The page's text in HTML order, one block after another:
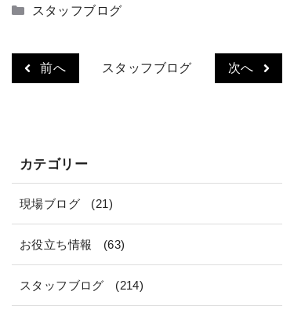
カ
リ
ー
スタッフブログ
前へ スタッフブログ 次へ
カテゴリー
現場ブログ (21)
お役立ち情報 (63)
スタッフブログ (214)